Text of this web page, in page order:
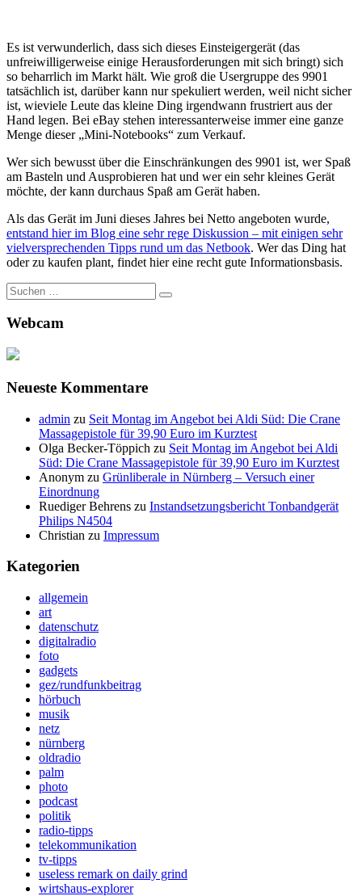
Es ist verwunderlich, dass sich dieses Einsteigergerät (das
unfreiwilligerweise einige Herausforderungen mit sich bringt) sich
so beharrlich im Markt hält. Wie groß die Usergruppe des 9901
tatsächlich ist, darüber kann nur spekuliert werden, weil nicht sicher
ist, wieviele Leute das kleine Ding irgendwann frustriert aus der
Hand legen. Bei eBay stehen interessanterweise immer eine ganze
Menge dieser „Mini-Notebooks“ zum Verkauf.
Wer sich bewusst über die Einschränkungen des 9901 ist, wer Spaß
am Basteln und Ausprobieren hat und wer ein sehr kleines Gerät
möchte, der kann durchaus Spaß am Gerät haben.
Als das Gerät im Juni dieses Jahres bei Netto angeboten wurde,
entstand hier im Blog eine sehr rege Diskussion – mit einigen sehr
vielversprechenden Tipps rund um das Netbook. Wer das Ding hat
oder zu kaufen plant, findet hier eine recht gute Informationsbasis.
Suche
nach:
Webcam
Neueste Kommentare
admin zu Seit Montag im Angebot bei Aldi Süd: Die Crane
Massagepistole für 39,90 Euro im Kurztest
Olga Becker-Töppich zu Seit Montag im Angebot bei Aldi
Süd: Die Crane Massagepistole für 39,90 Euro im Kurztest
Anonym zu Grünliberale in Nürnberg – Versuch einer
Einordnung
Ruediger Behrens zu Instandsetzungsbericht Tonbandgerät
Philips N4504
Christian zu Impressum
Kategorien
allgemein
art
datenschutz
digitalradio
foto
gadgets
gez/rundfunkbeitrag
hörbuch
musik
netz
nürnberg
oldradio
palm
photo
podcast
politik
radio-tipps
telekommunikation
tv-tipps
useless remark on daily grind
wirtshaus-explorer